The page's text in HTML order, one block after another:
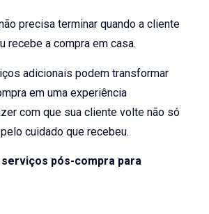
precisa terminar quando a cliente
recebe a compra em casa.
adicionais podem transformar
em uma experiência
com que sua cliente volte não só
cuidado que recebeu.
pós-compra para